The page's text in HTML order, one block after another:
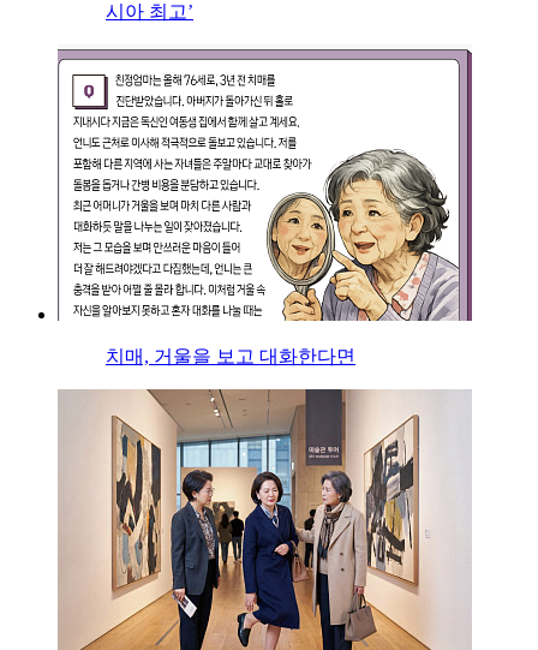
시아 최고’
치매, 거울을 보고 대화한다면